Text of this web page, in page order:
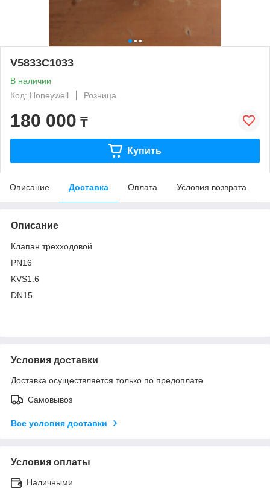
V5833C1033
В наличии
Код: Honeywell
Розница
180 000 ₸
Купить
Описание Доставка Оплата Условия возврата
Описание
Клапан трёхходовой
PN16
KVS1.6
DN15
Условия доставки
Доставка осуществляется только по предоплате.
Самовывоз
Все условия доставки
Условия оплаты
Наличными